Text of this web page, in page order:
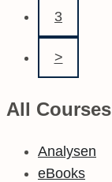
3
>
All Courses
Analysen
eBooks